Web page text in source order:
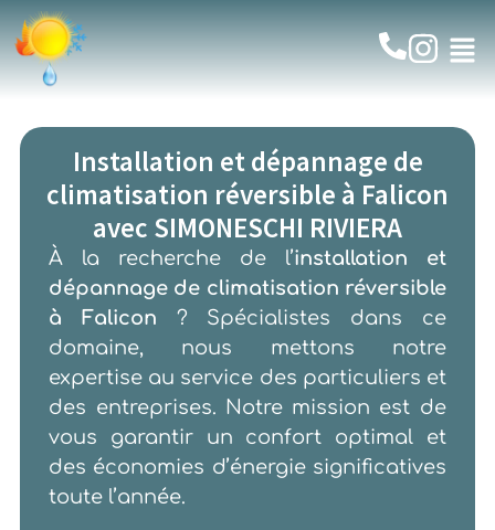
Installation et dépannage de
climatisation réversible à Falicon
avec SIMONESCHI RIVIERA
À la recherche de l’installation et
dépannage de climatisation réversible
à Falicon ? Spécialistes dans ce
domaine, nous mettons notre
expertise au service des particuliers et
des entreprises. Notre mission est de
vous garantir un confort optimal et
des économies d’énergie significatives
toute l’année.